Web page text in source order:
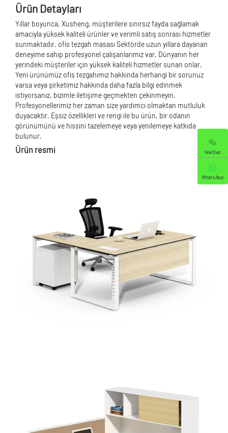
Ürün Detayları
Yıllar boyunca, Xusheng, müşterilere sınırsız fayda sağlamak
amacıyla yüksek kaliteli ürünler ve verimli satış sonrası hizmetler
sunmaktadır. ofis tezgah masası Sektörde uzun yıllara dayanan
deneyime sahip profesyonel çalışanlarımız var. Dünyanın her
yerindeki müşteriler için yüksek kaliteli hizmetler sunan onlar.
Yeni ürünümüz ofis tezgahımız hakkında herhangi bir sorunuz
varsa veya şirketimiz hakkında daha fazla bilgi edinmek
istiyorsanız, bizimle iletişime geçmekten çekinmeyin.
Profesyonellerimiz her zaman size yardımcı olmaktan mutluluk
duyacaktır. Eşsiz özellikleri ve rengi ile bu ürün, bir odanın
görünümünü ve hissini tazelemeye veya yenilemeye katkıda
bulunur.
Ürün resmi WeChat
WhatsApp